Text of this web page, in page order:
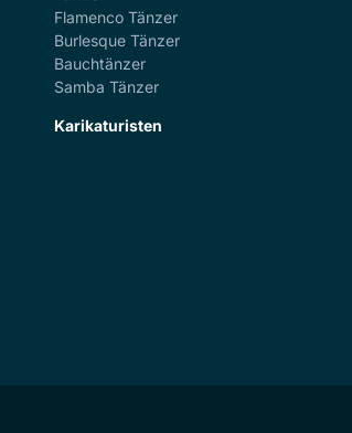
Flamenco Tänzer
Burlesque Tänzer
Bauchtänzer
Samba Tänzer
Karikaturisten